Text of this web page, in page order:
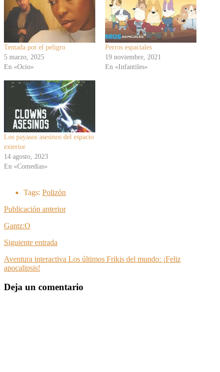
Tentada por el peligro
5 marzo, 2025
En «Ocio»
Perros espaciales
19 noviembre, 2021
En «Infantiles»
Los payasos asesinos del espacio
exterior
14 agosto, 2023
En «Comedias»
Tags: Polizón
Publicación anterior
Gantz:O
Siguiente entrada
Aventura interactiva Los últimos Frikis del mundo: ¡Feliz
apocalipsis!
Deja un comentario